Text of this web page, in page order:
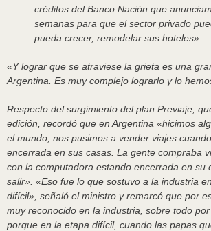
créditos del Banco Nación que
semanas para que el sector privado
pueda crecer, remodelar sus hoteles»
«Y lograr que se atraviese la grieta es una
Argentina. Es muy complejo lograrlo y lo
Respecto del surgimiento del plan Previaje,
edición, recordó que en Argentina «hicimos
el mundo, nos pusimos a vender viajes
encerrada en sus casas. La gente compraba
con la computadora estando encerrada en su
salir». «Eso fue lo que sostuvo a la industria
difícil», señaló el ministro y remarcó que por
muy reconocido en la industria, sobre todo
porque en la etapa difícil, cuando las papas